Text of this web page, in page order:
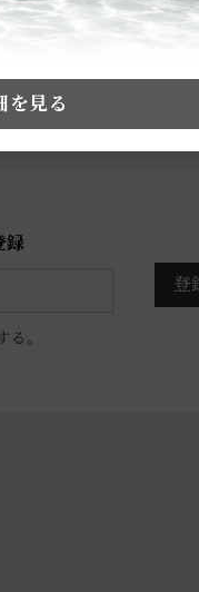
報をお届け！
ャンスも！
録
登
る。
を見る